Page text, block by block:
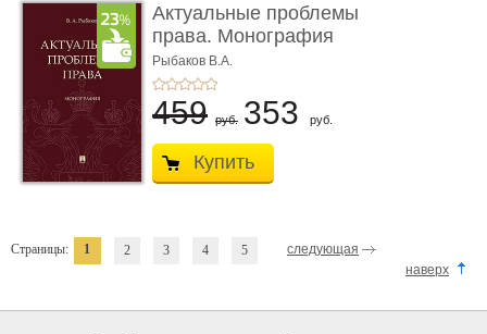
Актуальные проблемы
права. Монография
Рыбаков В.А.
459 руб. 353 руб.
Купить
Страницы: 1 2 3 4 5
следующая
наверх